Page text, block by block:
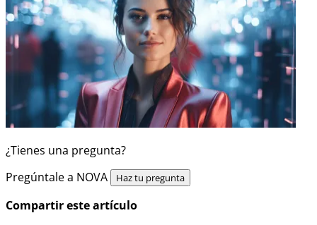
¿Tienes una pregunta?
Pregúntale a NOVA
Haz tu pregunta
Compartir este artículo